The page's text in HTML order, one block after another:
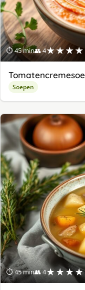
⏱ 45 min👥 4
Soepen
⏱ 45 min👥 4